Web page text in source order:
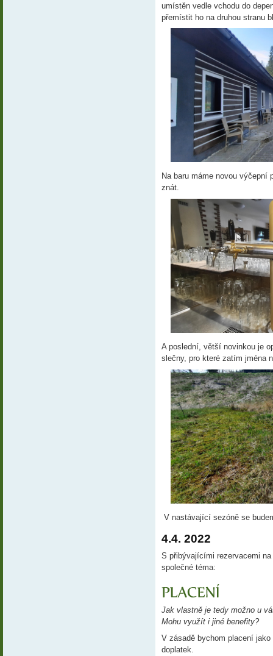
umístěn vedle vchodu do
přemístit ho na druhou stranu
Na baru máme novou výčepní
znát.
A poslední, větší novinkou je
slečny, pro které zatím jména
V nastávající sezóně se
4.4. 2022
S přibývajícími rezervacemi
společné téma:
Jak vlastně je tedy možno u v
Mohu využít i jiné benefity?
V zásadě bychom placení
doplatek.